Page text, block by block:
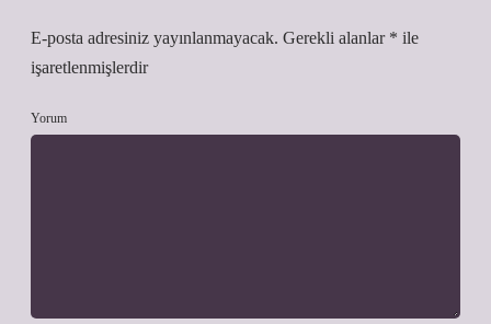
E-posta adresiniz yayınlanmayacak. Gerekli alanlar * ile
işaretlenmişlerdir
Yorum